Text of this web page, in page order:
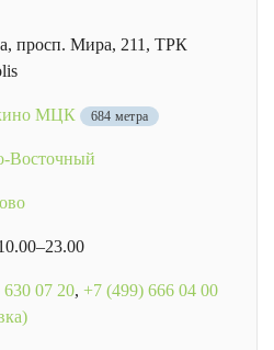
просп. Мира, 211, ТРК
МЦК 684 метра
Восточный
07 20, +7 (499) 666 04 00